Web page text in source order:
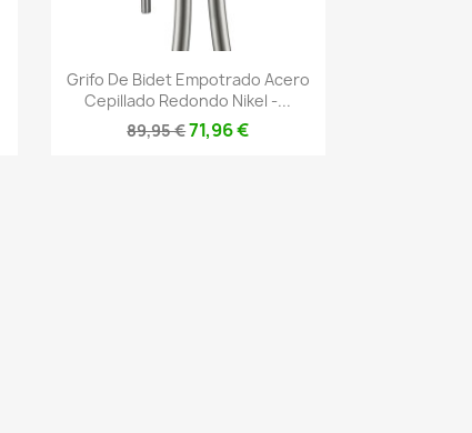
Vista rápida
Grifo De Bidet Empotrado Acero
Cepillado Redondo Nikel -...
89,95 €71,96 €